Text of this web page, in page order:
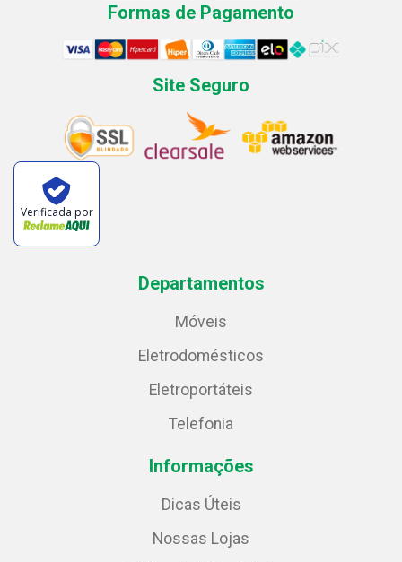
Formas de Pagamento
Site Seguro
Verificada por
Departamentos
Móveis
Eletrodomésticos
Eletroportáteis
Telefonia
Informações
Dicas Úteis
Nossas Lojas